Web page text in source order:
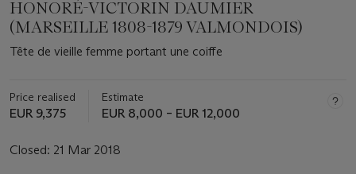
HONORÉ-VICTORIN DAUMIER
(MARSEILLE 1808-1879 VALMONDOIS)
Tête de vieille femme portant une coiffe
Price realised
EUR 9,375
Estimate
EUR 8,000 – EUR 12,000
Closed: 21 Mar 2018